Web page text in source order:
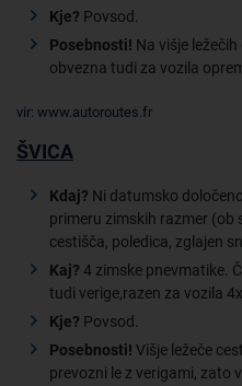
Kje? Povsod.
Posebnosti! Na višje
obvezna tudi za vozila
vir: www.autoroutes.fr
ŠVICA
Kdaj? Ni datumsko
primeru zimskih razmer (ob
cestišča, poledica, zglajen
Kaj? 4 zimske pnevmatike.
tudi verige,razen za vozila
Kje? Povsod.
Posebnosti! Višje ležeče
prevozni le z verigami, zato